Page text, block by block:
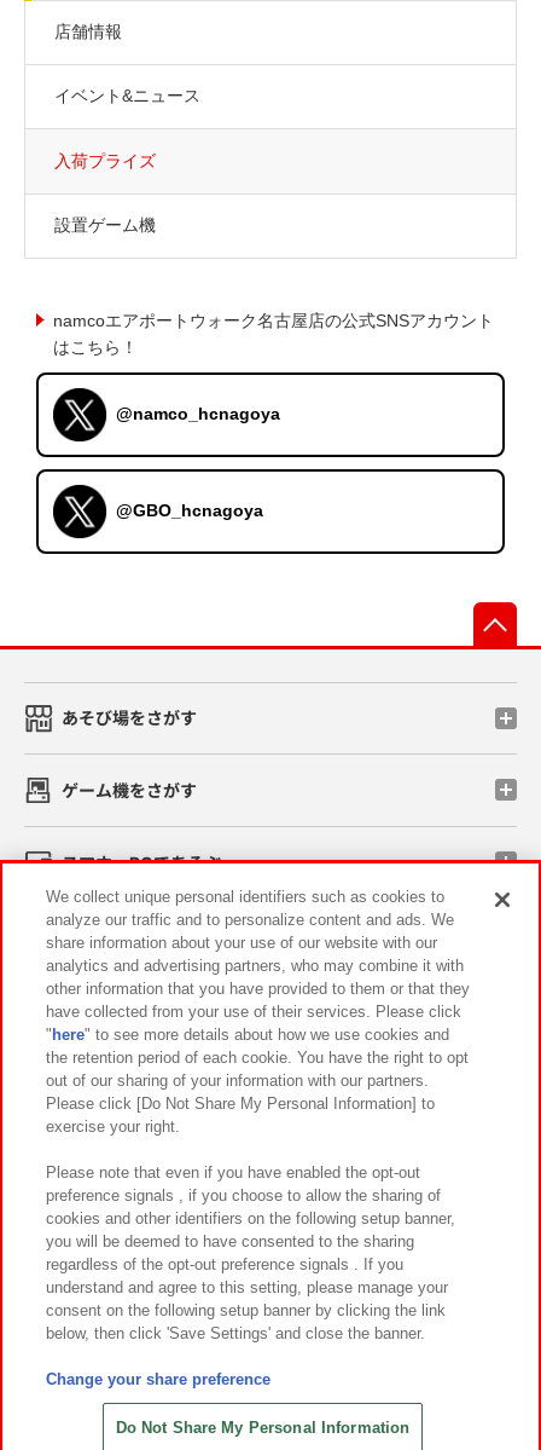
店舗情報
イベント&ニュース
入荷プライズ
設置ゲーム機
namcoエアポートウォーク名古屋店の公式SNSアカウント
はこちら！
@namco_hcnagoya
@GBO_hcnagoya
あそび場をさがす
ゲーム機をさがす
スマホ・PCであそぶ
イベント・キャンペーン
関連会社 サステナビリティ サイトポリシー
プライバシーポリシー ウェブアクセシビリティ方針と検証結果
お取引先さまとともに
カスタマーハラスメント対応方針 よくあるご質問・お問い合わせ
©Bandai Namco Amusement Inc.
©Bandai Namco Amusement Lab Inc.
©HANAYASHIKI Co., Ltd. All Rights Reserved.
We collect unique personal identifiers such as cookies to
analyze our traffic and to personalize content and ads. We
share information about your use of our website with our
analytics and advertising partners, who may combine it with
other information that you have provided to them or that they
have collected from your use of their services. Please click
" here" to see more details about how we use cookies and
the retention period of each cookie. You have the right to opt
out of our sharing of your information with our partners.
Please click [Do Not Share My Personal Information] to
exercise your right.
Please note that even if you have enabled the opt-out
preference signals , if you choose to allow the sharing of
cookies and other identifiers on the following setup banner,
you will be deemed to have consented to the sharing
regardless of the opt-out preference signals . If you
understand and agree to this setting, please manage your
consent on the following setup banner by clicking the link
below, then click 'Save Settings' and close the banner.
Change your share preference
Do Not Share My Personal Information